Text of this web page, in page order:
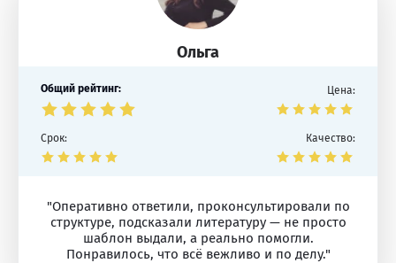
Ольга
Общий рейтинг: Цена:
Срок: Качество:
"Оперативно ответили, проконсультировали по
структуре, подсказали литературу — не просто
шаблон выдали, а реально помогли.
Понравилось, что всё вежливо и по делу."